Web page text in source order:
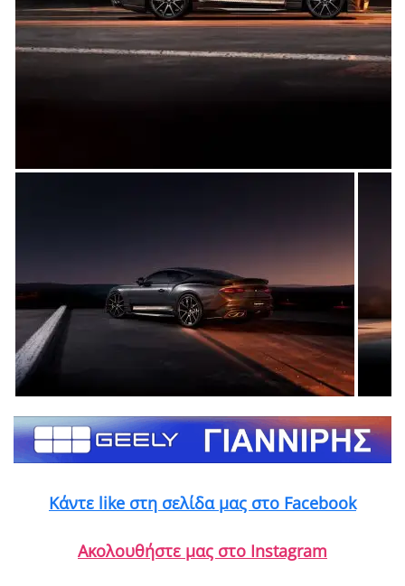
Κάντε like στη σελίδα μας στο Facebook
Ακολουθήστε μας στο Instagram